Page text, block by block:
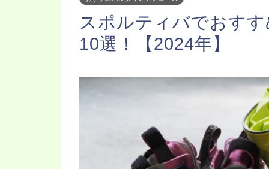
スポルティバでおす
10選！【2024年】